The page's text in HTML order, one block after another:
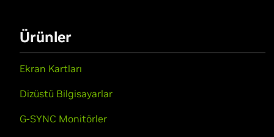
Ürünler
Ekran Kartları
Dizüstü Bilgisayarlar
G-SYNC Monitörler